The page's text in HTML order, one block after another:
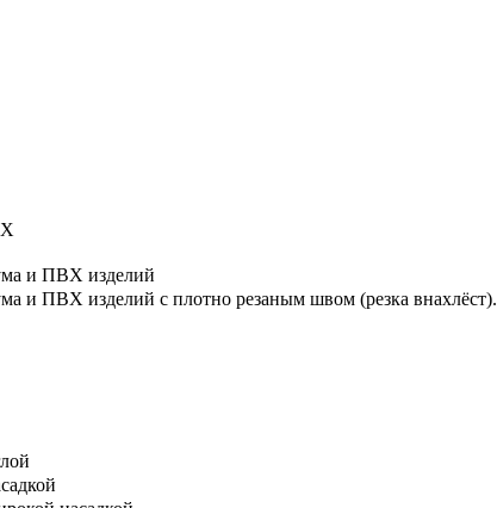
и ПВХ изделий
и ПВХ изделий с плотно резаным швом (резка внахлёст).